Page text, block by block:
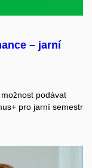
– jarní
podávat
pro jarní semestr